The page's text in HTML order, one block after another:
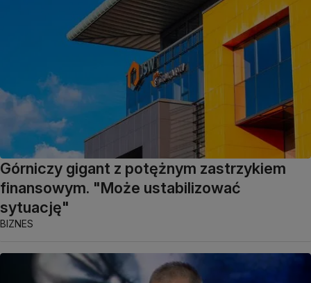
Górniczy gigant z potężnym zastrzykiem
finansowym. "Może ustabilizować
sytuację"
BIZNES